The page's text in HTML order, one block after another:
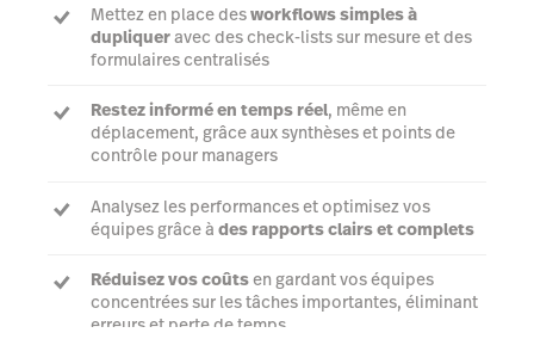
Mettez en place desworkflows simples à
dupliqueravec des check-lists sur mesure et des
formulaires centralisés
Restez informé en temps réel, même en
déplacement, grâce aux synthèses et points de
contrôle pour managers
Analysez les performances et optimisez vos
équipes grâce à des rapports clairs et complets
Réduisez vos coûtsen gardant vos équipes
concentrées sur les tâches importantes, éliminant
erreurs et perte de temps